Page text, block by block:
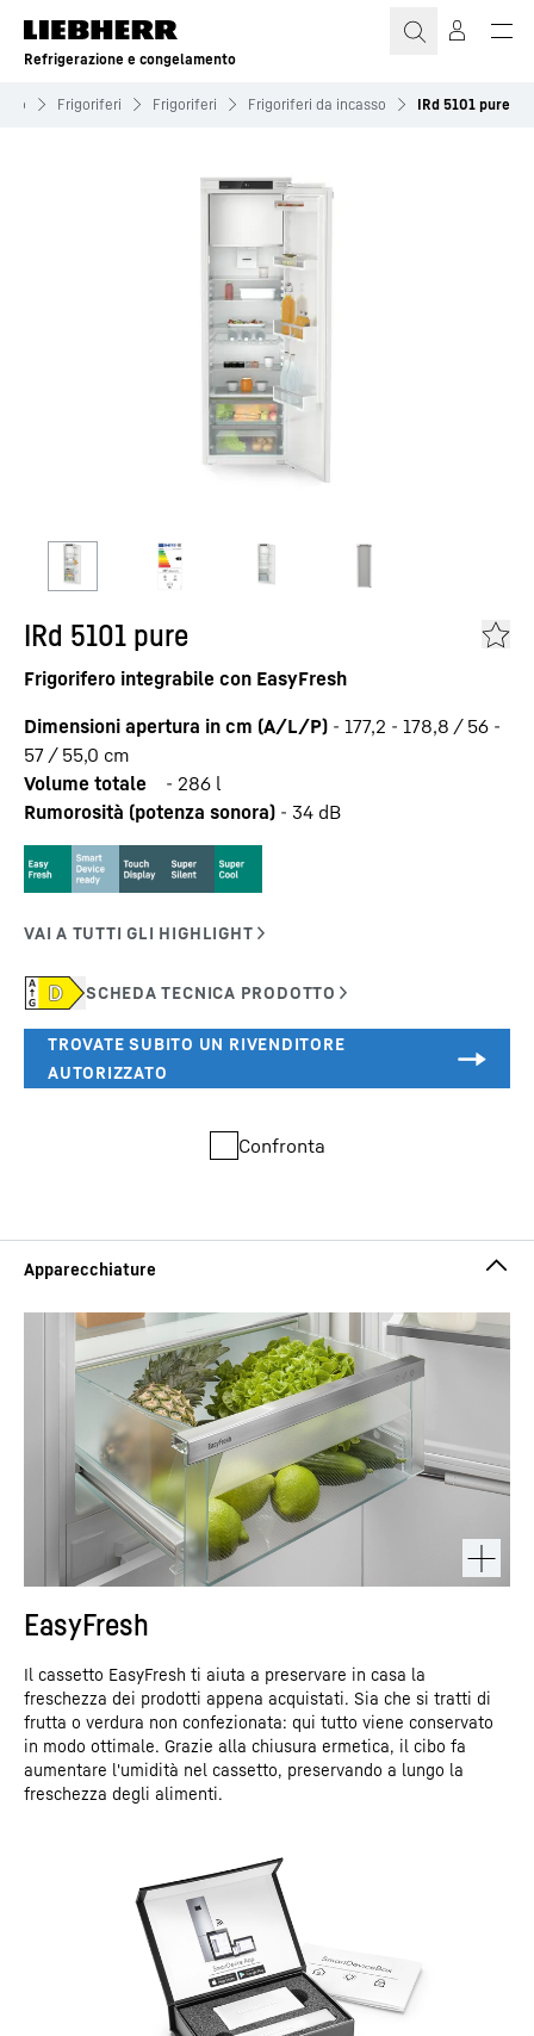
Refrigerazione e congelamento
Frigoriferi Frigoriferi Frigoriferi da incasso IRd 5101 pure
IRd 5101 pure
Frigorifero integrabile con EasyFresh
Dimensioni apertura in cm (A/L/P) - 177,2 - 178,8 / 56 -
57 / 55,0 cm
Volume totale
- 286 l
Rumorosità (potenza sonora) - 34 dB
Confronta
EasyFresh
Il cassetto EasyFresh ti aiuta a preservare in casa la
freschezza dei prodotti appena acquistati. Sia che si tratti di
frutta o verdura non confezionata: qui tutto viene conservato
in modo ottimale. Grazie alla chiusura ermetica, il cibo fa
aumentare l'umidità nel cassetto, preservando a lungo la
freschezza degli alimenti.